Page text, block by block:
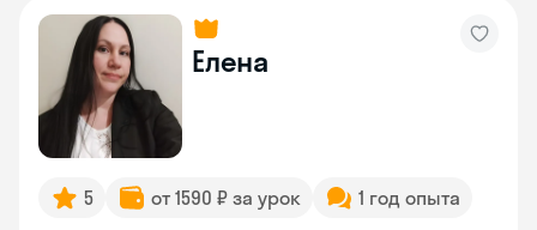
Елена
5 от 1590 ₽ за урок 1 год опыта